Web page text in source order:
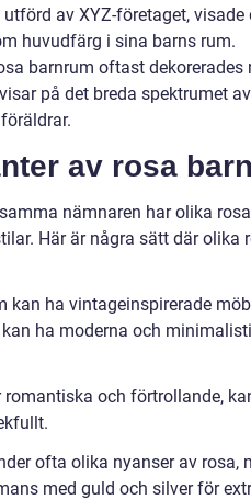
av XYZ-företaget, visade
huvudfärg i sina barns rum.
barnrum oftast dekorerades
på det breda spektrumet
av rosa
nämnaren har olika rosa
Här är några sätt där olika
kan ha vintageinspirerade
ha moderna och
och förtrollande,
ofta olika nyanser av rosa,
med guld och silver för